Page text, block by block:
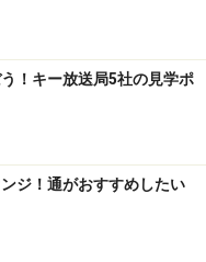
歩1分
！キー放送局5社の見学ポ
ジ！通がおすすめしたい